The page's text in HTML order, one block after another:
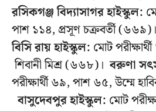
রসিকগঞ্জ বিদ্যাসাগর হাইস্কুল:
পাশ ১১৪, প্রসূণ চক্রবর্তী
বিসি রায়হাইস্কুল: মোট
শিবানী মিশ্র (৬৬৮)।বরুণা
পরীক্ষার্থী ৬৯, পাশ ৬৫, উম্মে
বাসুদেবপুরহাইস্কুল: মোট